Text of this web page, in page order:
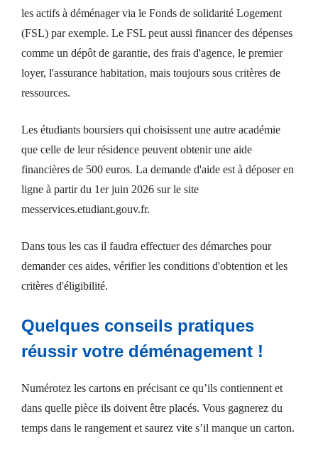
les actifs à déménager via le Fonds de solidarité Logement
(FSL) par exemple. Le FSL peut aussi financer des dépenses
comme un dépôt de garantie, des frais d'agence, le premier
loyer, l'assurance habitation, mais toujours sous critères de
ressources.
Les étudiants boursiers qui choisissent une autre académie
que celle de leur résidence peuvent obtenir une aide
financières de 500 euros. La demande d'aide est à déposer en
ligne à partir du 1er juin 2026 sur le site
messervices.etudiant.gouv.fr.
Dans tous les cas il faudra effectuer des démarches pour
demander ces aides, vérifier les conditions d'obtention et les
critères d'éligibilité.
Quelques conseils pratiques
réussir votre déménagement !
Numérotez les cartons en précisant ce qu’ils contiennent et
dans quelle pièce ils doivent être placés. Vous gagnerez du
temps dans le rangement et saurez vite s’il manque un carton.